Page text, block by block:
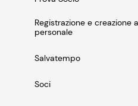
Registrazione e creazione
personale
Salvatempo
Soci